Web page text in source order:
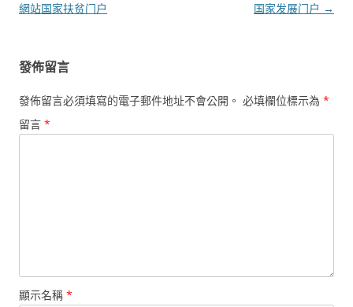
導
網站国家扶贫门户
国家发展门户 →
發佈留言
發佈留言必須填寫的電子郵件地址不會公開。 必填欄位標示為 *
留言 *
顯示名稱 *